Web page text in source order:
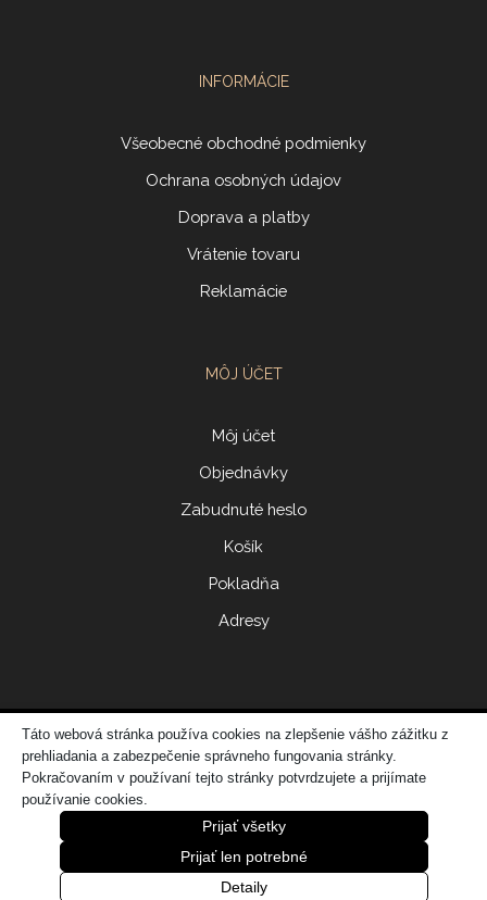
INFORMÁCIE
Všeobecné obchodné podmienky
Ochrana osobných údajov
Doprava a platby
Vrátenie tovaru
Reklamácie
MÔJ ÚČET
Môj účet
Objednávky
Zabudnuté heslo
Košík
Pokladňa
Adresy
© 2017 ERIDONNA
Zo
vytvorila spoločnosť DATATIME – web dizajn, grafika, IT riešenia
Úvod
0
Košík
Táto webová stránka používa cookies na zlepšenie vášho zážitku z
prehliadania a zabezpečenie správneho fungovania stránky.
Pokračovaním v používaní tejto stránky potvrdzujete a prijímate
používanie cookies.
Prijať všetky
Prijať len potrebné
Detaily